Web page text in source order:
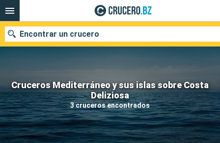
Cruceros Mediterráneo y sus islas sobre Costa
Deliziosa
3 cruceros encontrados
Encontrar un crucero
Nuestros destinos
Fecha de salida
Puertos Compañías